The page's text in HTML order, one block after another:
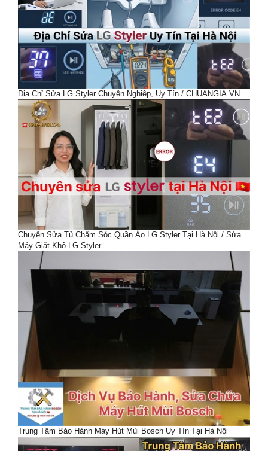
Địa Chỉ Sửa LG Styler Chuyên Nghiệp, Uy Tín / CHUANGIA.VN
Chuyên Sửa Tủ Chăm Sóc Quần Áo LG Styler Tại Hà Nội / Sửa
Máy Giặt Khô LG Styler
Trung Tâm Bảo Hành Máy Hút Mùi Bosch Uy Tín Tại Hà Nội